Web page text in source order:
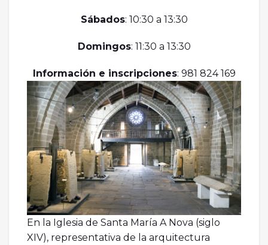
Sábados: 10:30 a 13:30
Domingos: 11:30 a 13:30
Información e inscripciones: 981 824 169
En la Iglesia de Santa María A Nova (siglo
XIV), representativa de la arquitectura